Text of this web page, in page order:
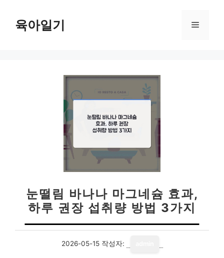
육아일기 메
눈떨림 바나나 마그네슘 효과,
하루 권장 섭취량 방법 3가지
2026-05-15 작성자: